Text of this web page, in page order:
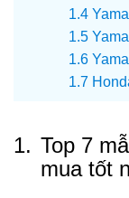
1. Top 7
mua tốt